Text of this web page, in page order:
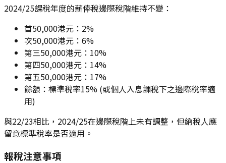
2024/25課稅年度的薪俸稅邊際稅階維持不變：
首50,000港元：2%
次50,000港元：6%
第三50,000港元：10%
第四50,000港元：14%
第五50,000港元：17%
餘額：標準稅率15% (或個人入息課稅下之邊際稅率適
用)
與22/23相比，2024/25在邊際稅階上未有調整，但納稅人應
留意標準稅率是否適用。
報稅注意事項